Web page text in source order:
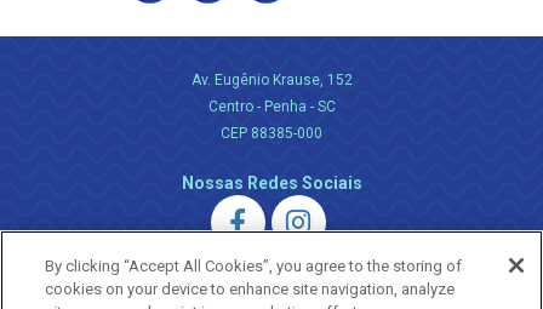
Av. Eugênio Krause, 152
Centro - Penha - SC
CEP 88385-000
Nossas Redes Sociais
By clicking “Accept All Cookies”, you agree to the storing of
cookies on your device to enhance site navigation, analyze